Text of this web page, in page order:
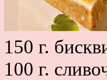
150 г.
100 г.